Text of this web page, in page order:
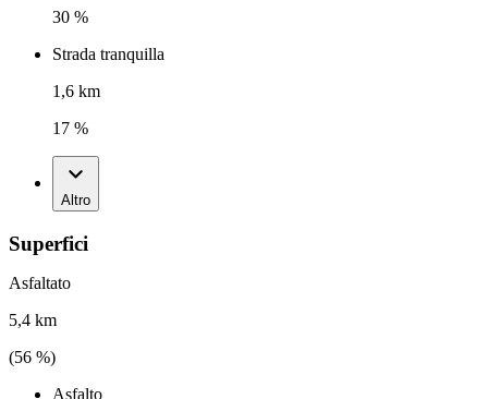
30 %
Strada tranquilla
1,6 km
17 %
Altro
Superfici
Asfaltato
5,4 km
(56 %)
Asfalto